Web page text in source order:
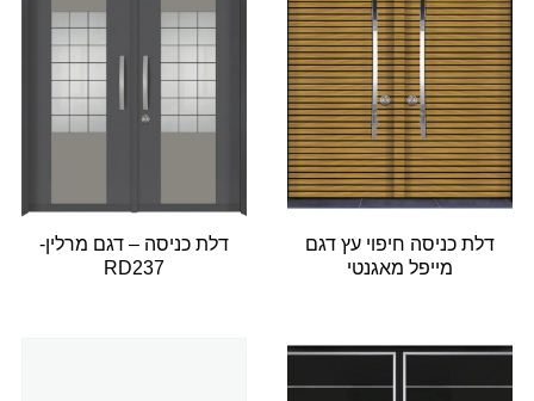
דלת כניסה חיפוי עץ דגם
מייפל מאגנטי
דלת כניסה – דגם מרלין-
RD237